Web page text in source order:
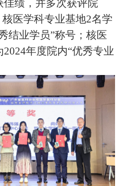
绩，并多次获评院
医学科专业基地2名学
结业学员”称号；核医
年度院内“优秀专业